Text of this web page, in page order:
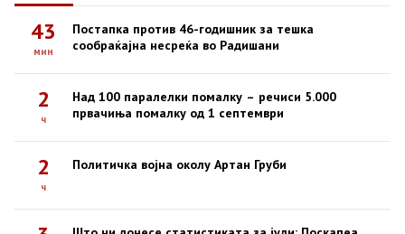
43
мин
Постапка против 46-годишник за тешка
сообраќајна несреќа во Радишани
2
ч
Над 100 паралелки помалку – речиси 5.000
првачиња помалку од 1 септември
2
ч
Политичка војна околу Артан Груби